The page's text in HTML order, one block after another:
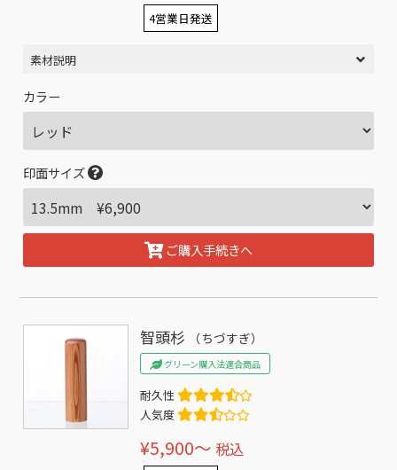
4営業日発送
素材説明
カラー
印面サイズ
ご購入手続きへ
智頭杉 （ちづすぎ）
グリーン購入法適合商品
耐久性
人気度
¥5,900〜 税込